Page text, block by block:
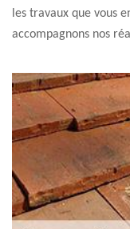
les travaux que vous
accompagnons nos